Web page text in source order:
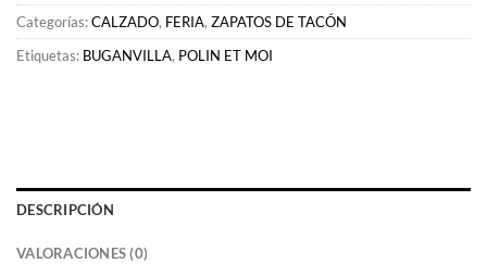
Categorías:CALZADO, FERIA, ZAPATOS DE TACÓN
Etiquetas: BUGANVILLA, POLIN ET MOI
DESCRIPCIÓN
VALORACIONES (0)